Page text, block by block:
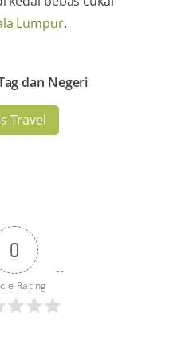
Lumpur.
dan Negeri
Travel
0
Rating